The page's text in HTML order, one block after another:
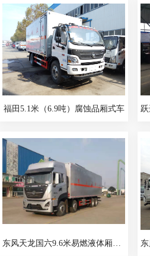
福田5.1米（6.9吨）腐蚀品厢式车